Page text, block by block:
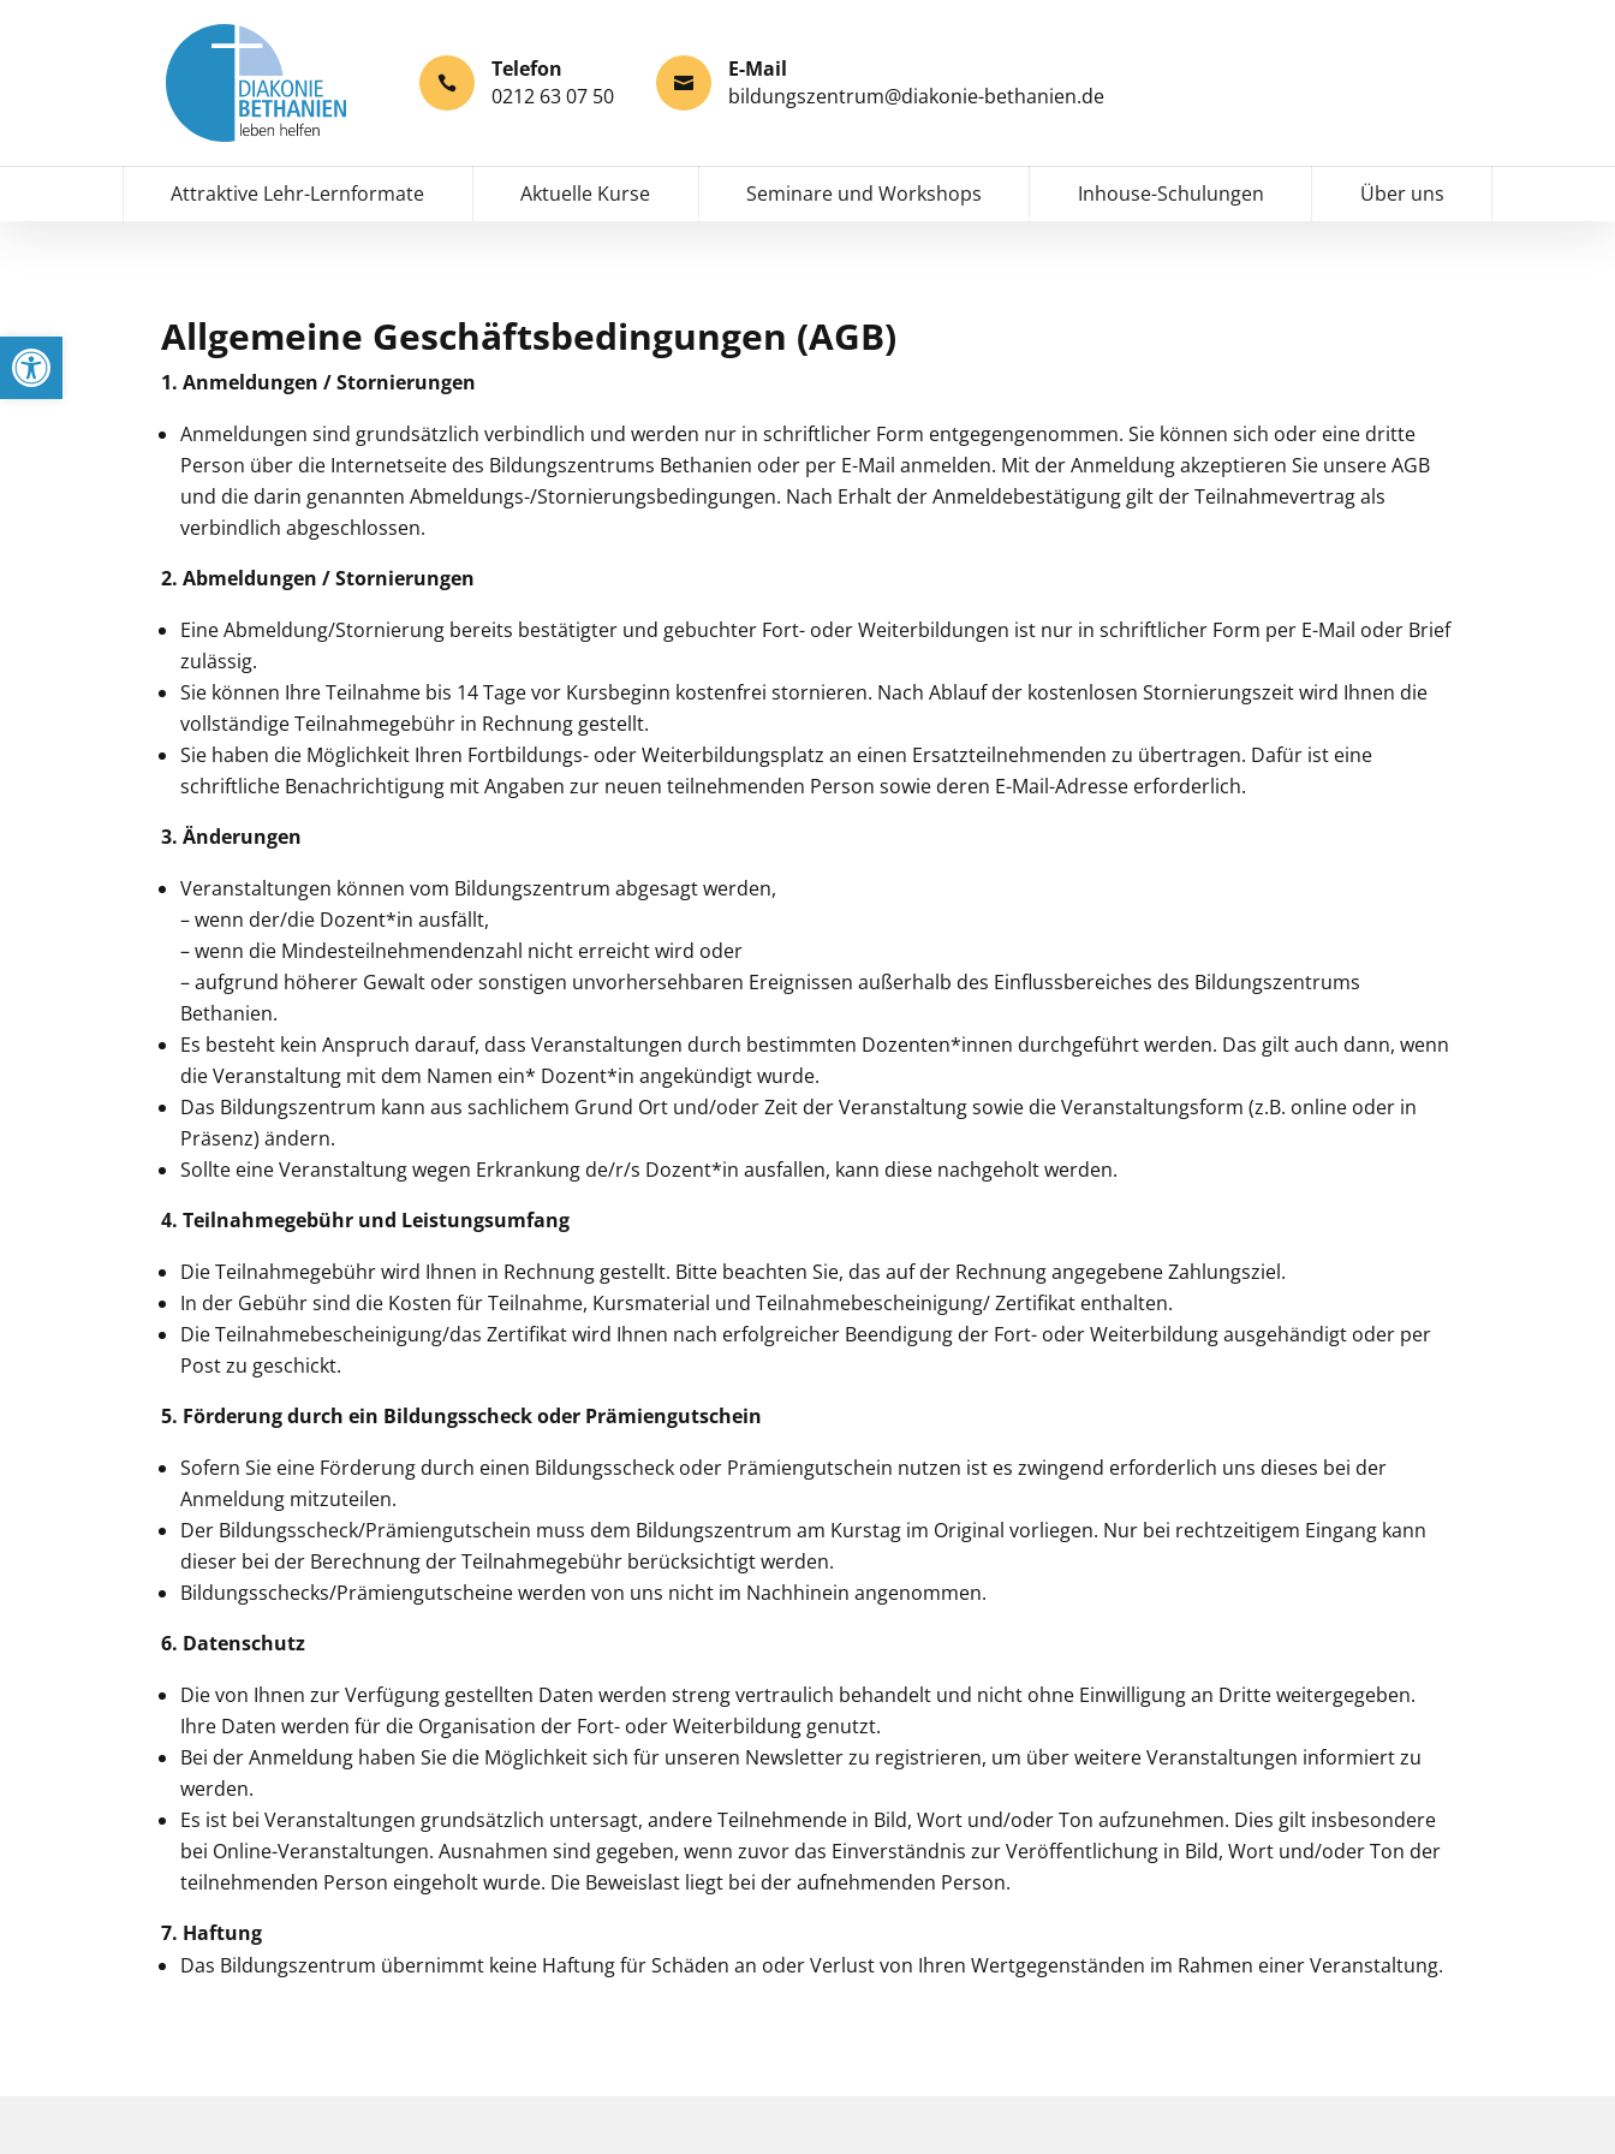
Werkzeugleiste öffnen
Telefon
0212 63 07 50
E-Mail
bildungszentrum@diakonie-bethanien.de
Attraktive Lehr-Lernformate Aktuelle Kurse Seminare und Workshops Inhouse-Schulungen Über uns
Allgemeine Geschäftsbedingungen (AGB)
1. Anmeldungen / Stornierungen
Anmeldungen sind grundsätzlich verbindlich und werden nur in schriftlicher Form entgegengenommen. Sie können sich oder eine dritte
Person über die Internetseite des Bildungszentrums Bethanien oder per E-Mail anmelden. Mit der Anmeldung akzeptieren Sie unsere AGB
und die darin genannten Abmeldungs-/Stornierungsbedingungen. Nach Erhalt der Anmeldebestätigung gilt der Teilnahmevertrag als
verbindlich abgeschlossen.
2. Abmeldungen / Stornierungen
Eine Abmeldung/Stornierung bereits bestätigter und gebuchter Fort- oder Weiterbildungen ist nur in schriftlicher Form per E-Mail oder Brief
zulässig.
Sie können Ihre Teilnahme bis 14 Tage vor Kursbeginn kostenfrei stornieren. Nach Ablauf der kostenlosen Stornierungszeit wird Ihnen die
vollständige Teilnahmegebühr in Rechnung gestellt.
Sie haben die Möglichkeit Ihren Fortbildungs- oder Weiterbildungsplatz an einen Ersatzteilnehmenden zu übertragen. Dafür ist eine
schriftliche Benachrichtigung mit Angaben zur neuen teilnehmenden Person sowie deren E-Mail-Adresse erforderlich.
3. Änderungen
Veranstaltungen können vom Bildungszentrum abgesagt werden,
– wenn der/die Dozent*in ausfällt,
– wenn die Mindesteilnehmendenzahl nicht erreicht wird oder
– aufgrund höherer Gewalt oder sonstigen unvorhersehbaren Ereignissen außerhalb des Einflussbereiches des Bildungszentrums
Bethanien.
Es besteht kein Anspruch darauf, dass Veranstaltungen durch bestimmten Dozenten*innen durchgeführt werden. Das gilt auch dann, wenn
die Veranstaltung mit dem Namen ein* Dozent*in angekündigt wurde.
Das Bildungszentrum kann aus sachlichem Grund Ort und/oder Zeit der Veranstaltung sowie die Veranstaltungsform (z.B. online oder in
Präsenz) ändern.
Sollte eine Veranstaltung wegen Erkrankung de/r/s Dozent*in ausfallen, kann diese nachgeholt werden.
4. Teilnahmegebühr und Leistungsumfang
Die Teilnahmegebühr wird Ihnen in Rechnung gestellt. Bitte beachten Sie, das auf der Rechnung angegebene Zahlungsziel.
In der Gebühr sind die Kosten für Teilnahme, Kursmaterial und Teilnahmebescheinigung/ Zertifikat enthalten.
Die Teilnahmebescheinigung/das Zertifikat wird Ihnen nach erfolgreicher Beendigung der Fort- oder Weiterbildung ausgehändigt oder per
Post zu geschickt.
5. Förderung durch ein Bildungsscheck oder Prämiengutschein
Sofern Sie eine Förderung durch einen Bildungsscheck oder Prämiengutschein nutzen ist es zwingend erforderlich uns dieses bei der
Anmeldung mitzuteilen.
Der Bildungsscheck/Prämiengutschein muss dem Bildungszentrum am Kurstag im Original vorliegen. Nur bei rechtzeitigem Eingang kann
dieser bei der Berechnung der Teilnahmegebühr berücksichtigt werden.
Bildungsschecks/Prämiengutscheine werden von uns nicht im Nachhinein angenommen.
6. Datenschutz
Die von Ihnen zur Verfügung gestellten Daten werden streng vertraulich behandelt und nicht ohne Einwilligung an Dritte weitergegeben.
Ihre Daten werden für die Organisation der Fort- oder Weiterbildung genutzt.
Bei der Anmeldung haben Sie die Möglichkeit sich für unseren Newsletter zu registrieren, um über weitere Veranstaltungen informiert zu
werden.
Es ist bei Veranstaltungen grundsätzlich untersagt, andere Teilnehmende in Bild, Wort und/oder Ton aufzunehmen. Dies gilt insbesondere
bei Online-Veranstaltungen. Ausnahmen sind gegeben, wenn zuvor das Einverständnis zur Veröffentlichung in Bild, Wort und/oder Ton der
teilnehmenden Person eingeholt wurde. Die Beweislast liegt bei der aufnehmenden Person.
7. Haftung
Das Bildungszentrum übernimmt keine Haftung für Schäden an oder Verlust von Ihren Wertgegenständen im Rahmen einer Veranstaltung.